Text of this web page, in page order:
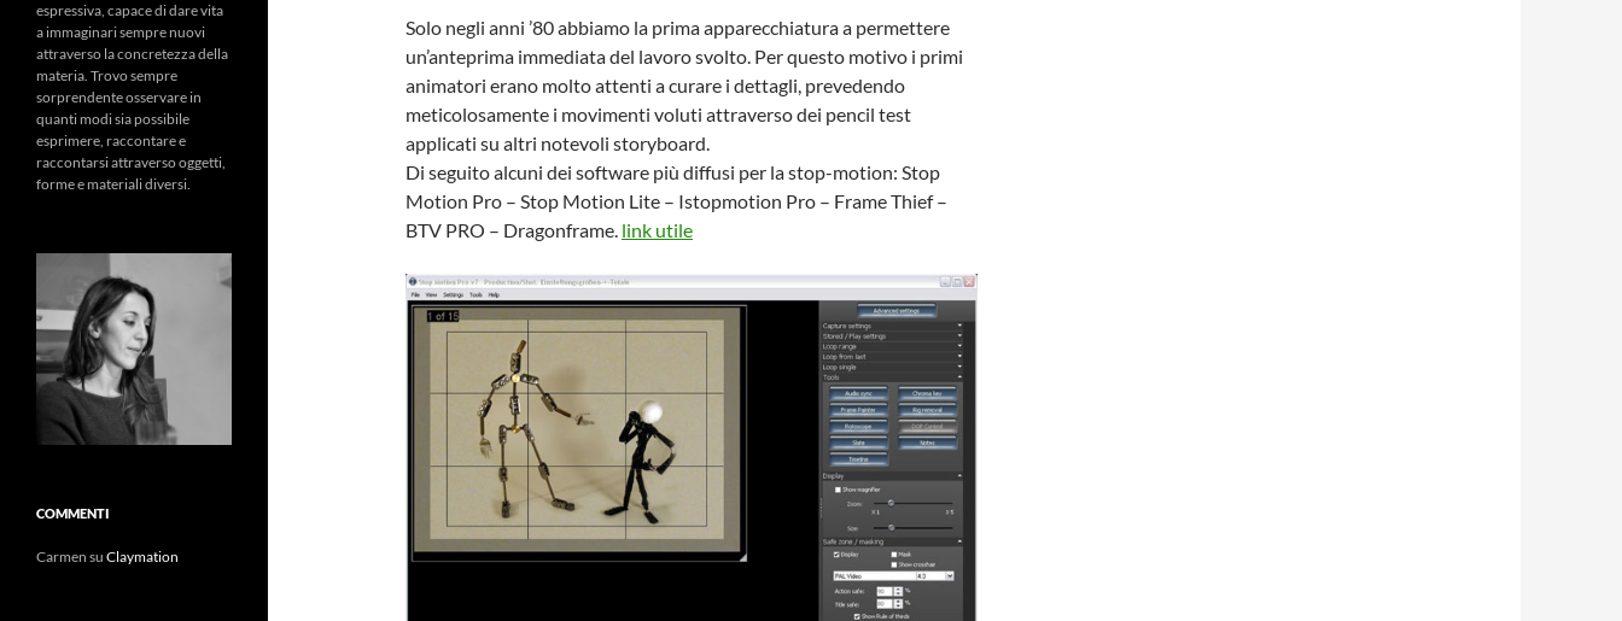
Solo negli anni ’80 abbiamo la prima apparecchiatura a permettere
un’anteprima immediata del lavoro svolto. Per questo motivo i primi
animatori erano molto attenti a curare i dettagli, prevedendo
meticolosamente i movimenti voluti attraverso dei pencil test
applicati su altri notevoli storyboard.
Di seguito alcuni dei software più diffusi per la stop-motion: Stop
Motion Pro – Stop Motion Lite – Istopmotion Pro – Frame Thief –
BTV PRO – Dragonframe. link utile
espressiva, capace di dare vita
a immaginari sempre nuovi
attraverso la concretezza della
materia. Trovo sempre
sorprendente osservare in
quanti modi sia possibile
esprimere, raccontare e
raccontarsi attraverso oggetti,
forme e materiali diversi.
COMMENTI
Carmen su Claymation